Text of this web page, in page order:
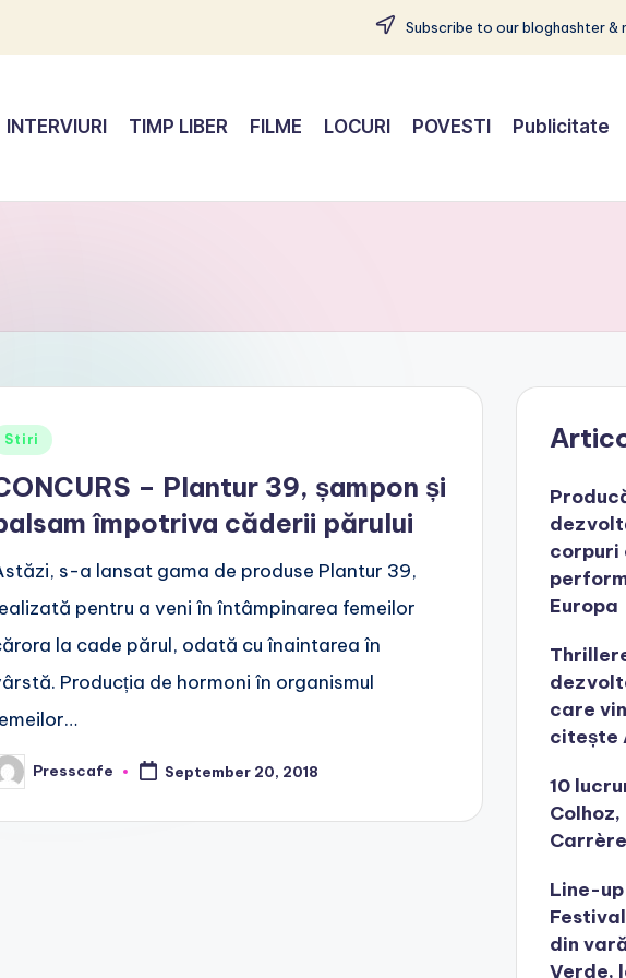
Subscribe to our bloghashter &
INTERVIURI TIMP LIBER FILME LOCURI POVESTI Publicitate
Stiri
– Plantur 39, șampon și
împotriva căderii părului
s-a lansat gama de produse Plantur 39,
pentru a veni în întâmpinarea femeilor
la cade părul, odată cu înaintarea în
Producția de hormoni în organismul
Presscafe September 20, 2018
corpuri
Europa
care
citește
10
Colhoz,
Carrère
Line-
din
Verde,